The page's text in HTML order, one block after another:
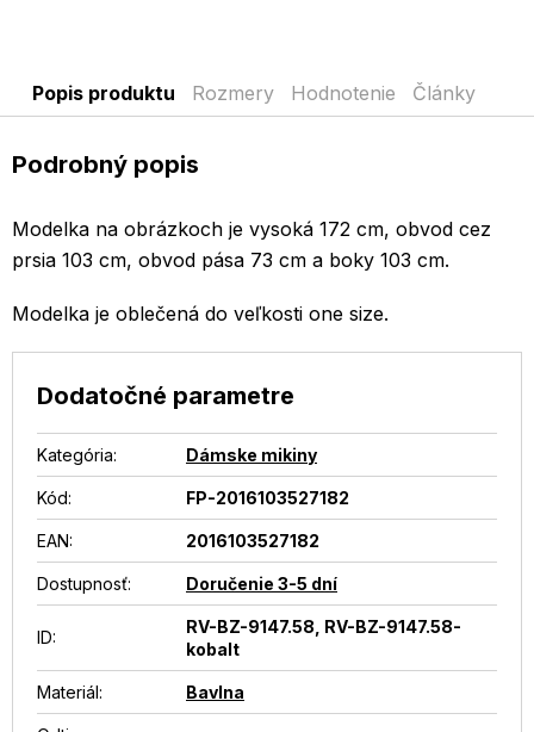
Popis produktu Rozmery Hodnotenie Články
Podrobný popis
Modelka na obrázkoch je vysoká 172 cm, obvod cez
prsia 103 cm, obvod pása 73 cm a boky 103 cm.
Modelka je oblečená do veľkosti one size.
Dodatočné parametre
Kategória: Dámske mikiny
Kód: FP-2016103527182
EAN: 2016103527182
Dostupnosť: Doručenie 3-5 dní
ID:
RV-BZ-9147.58, RV-BZ-9147.58-
kobalt
Materiál: Bavlna